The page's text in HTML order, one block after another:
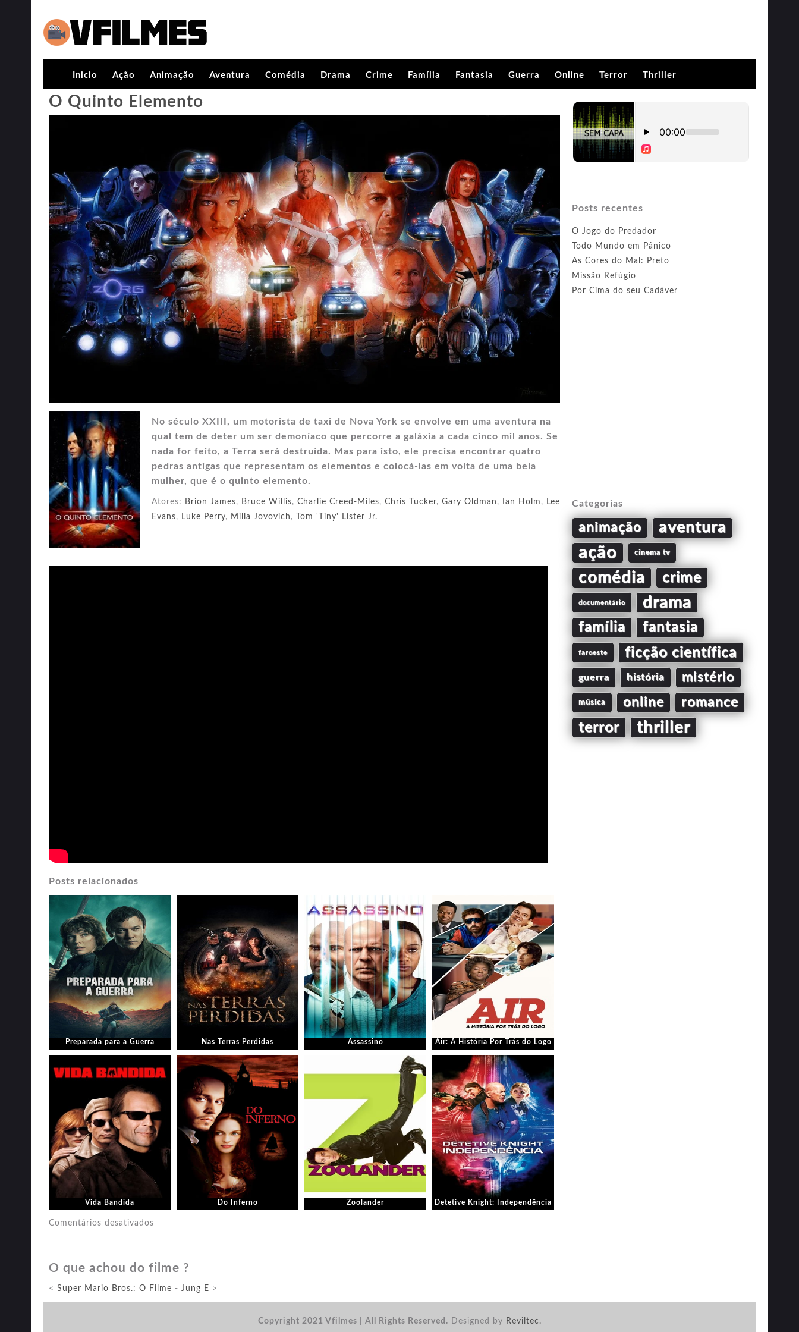
Inicio Ação Animação Aventura Comédia Drama Crime Família Fantasia Guerra Online Terror Thriller
O Quinto Elemento
No século XXIII, um motorista de taxi de Nova York se envolve em uma aventura na
qual tem de deter um ser demoníaco que percorre a galáxia a cada cinco mil anos. Se
nada for feito, a Terra será destruída. Mas para isto, ele precisa encontrar quatro
pedras antigas que representam os elementos e colocá-las em volta de uma bela
mulher, que é o quinto elemento.
Atores: Brion James, Bruce Willis, Charlie Creed-Miles, Chris Tucker, Gary Oldman , Ian Holm ,
Lee
Evans, Luke Perry, Milla Jovovich , Tom 'Tiny' Lister Jr.
Posts relacionados
Preparada para a Guerra Nas Terras Perdidas Assassino Air: A História Por Trás do Logo
Vida Bandida Do Inferno Zoolander Detetive Knight: Independência
Comentários desativados
Independência
O que achou do filme ?
< Super Mario Bros.: O Filme - Jung E >
Posts recentes
O Jogo do Predador
Todo Mundo em Pânico
As Cores do Mal: Preto
Missão Refúgio
Por Cima do seu Cadáver
Categorias
animação aventura
ação cinema tv
comédia crime
documentário drama
família fantasia
faroeste ficção científica
guerra história mistério
música online romance
terror thriller
Copyright 2021 Vfilmes | All Rights Reserved. Designed by Reviltec.